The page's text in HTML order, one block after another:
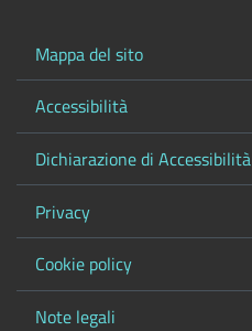
Mappa del sito
Accessibilità
Dichiarazione di Accessibilità
Privacy
Cookie policy
Note legali